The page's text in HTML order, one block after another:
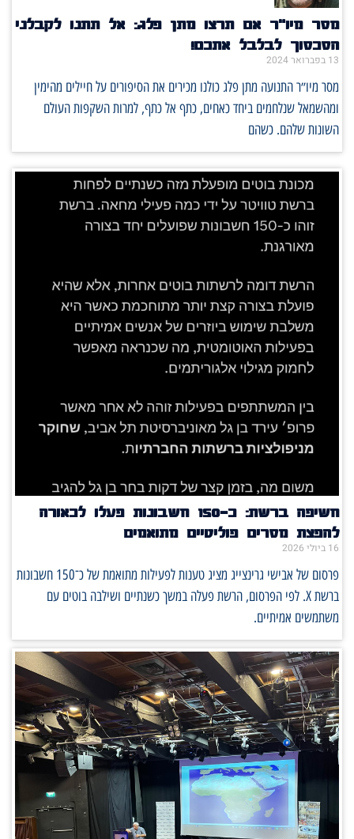
מסר מיו״ר אם תרצו מתן פלג: אל תתנו לקבלני
הסכסוך לבלבל אתכם!
13 בפברואר 2024
מסר מיו״ר התנועה מתן פלג כולנו מכירים את הסיפורים על חיילים מהימין
ומהשמאל שנלחמים ביחד כאחים, כתף אל כתף, למרות השקפות העולם
השונות שלהם. כשהם
חשיפה ברשת: כ־150 חשבונות פעלו לכאורה
להפצת מסרים פוליטיים מתואמים
16 ביולי 2026
פרסום של אבישי גרינצייג מציג טענות לפעילות מתואמת של כ־150 חשבונות
ברשת X. לפי הפרסום, הרשת פעלה במשך כשנתיים ושילבה בוטים עם
משתמשים אמיתיים.